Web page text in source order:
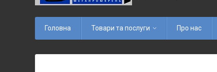
Головна Товари та послуги Про нас